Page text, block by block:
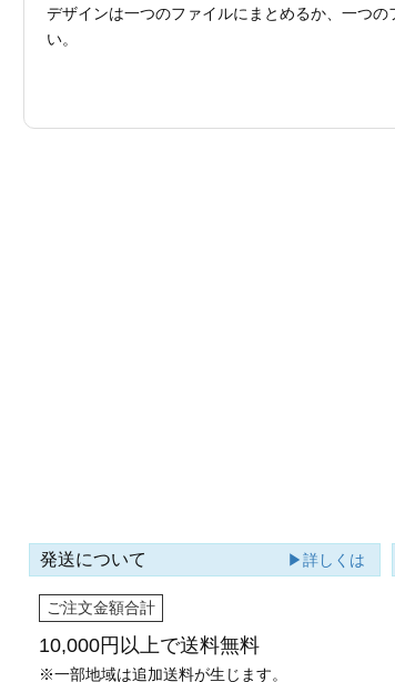
デザインは一つのファイルにまとめるか、一つ
い。
発送について ▶詳しくは
ご注文金額合計
10,000円以上で送料無料
※一部地域は追加送料が生じます。